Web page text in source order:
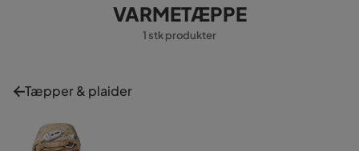
VARMETÆPPE
1 stk produkter
Tæpper & plaider